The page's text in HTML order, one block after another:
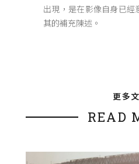
出現，是在影像自身已
其的補充陳述。
更多
READ